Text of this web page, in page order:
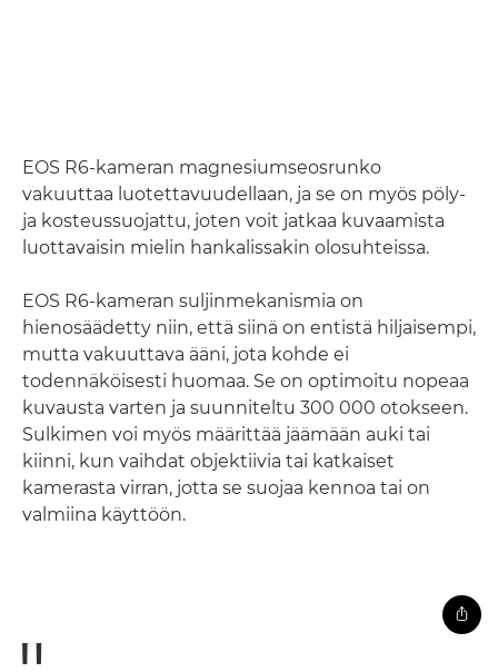
EOS R6-kameran magnesiumseosrunko
vakuuttaa luotettavuudellaan, ja se on myös pöly-
ja kosteussuojattu, joten voit jatkaa kuvaamista
luottavaisin mielin hankalissakin olosuhteissa.
EOS R6-kameran suljinmekanismia on
hienosäädetty niin, että siinä on entistä hiljaisempi,
mutta vakuuttava ääni, jota kohde ei
todennäköisesti huomaa. Se on optimoitu nopeaa
kuvausta varten ja suunniteltu 300 000 otokseen.
Sulkimen voi myös määrittää jäämään auki tai
kiinni, kun vaihdat objektiivia tai katkaiset
kamerasta virran, jotta se suojaa kennoa tai on
valmiina käyttöön.